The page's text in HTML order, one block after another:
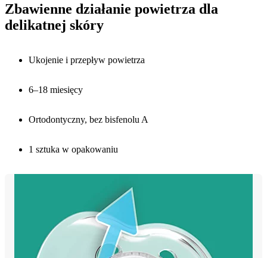
Zbawienne działanie powietrza dla
delikatnej skóry
Ukojenie i przepływ powietrza
6–18 miesięcy
Ortodontyczny, bez bisfenolu A
1 sztuka w opakowaniu